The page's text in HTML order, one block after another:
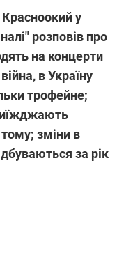
у
розповів про
на концерти
в Україну
трофейне;
зміни в
за рік